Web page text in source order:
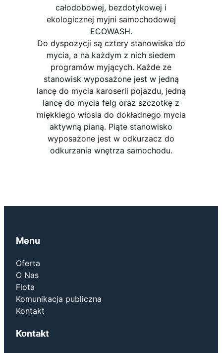
całodobowej, bezdotykowej i
ekologicznej myjni samochodowej
ECOWASH.
Do dyspozycji są cztery stanowiska do
mycia, a na każdym z nich siedem
programów myjących. Każde ze
stanowisk wyposażone jest w jedną
lancę do mycia karoserii pojazdu, jedną
lancę do mycia felg oraz szczotkę z
miękkiego włosia do dokładnego mycia
aktywną pianą. Piąte stanowisko
wyposażone jest w odkurzacz do
odkurzania wnętrza samochodu.
Menu
Oferta
O Nas
Flota
Komunikacja publiczna
Kontakt
Kontakt